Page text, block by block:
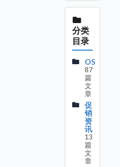
分类
目录
OS
87
篇
文
章
促
销
资
讯
13
篇
文
章